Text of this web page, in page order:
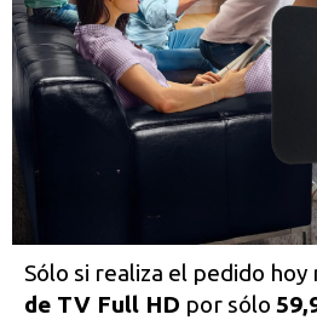
Sólo si realiza el pedido hoy
de TV Full HD por sólo